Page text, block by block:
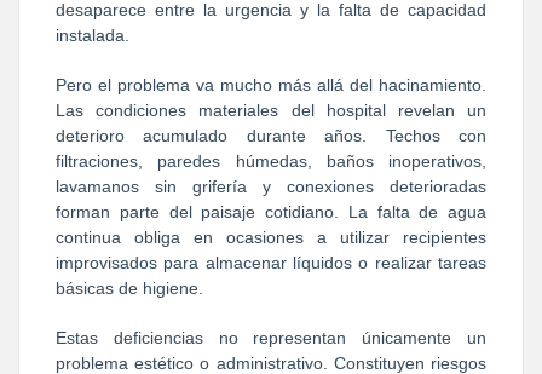
desaparece entre la urgencia y la falta de capacidad
instalada.
Pero el problema va mucho más allá del hacinamiento.
Las condiciones materiales del hospital revelan un
deterioro acumulado durante años. Techos con
filtraciones, paredes húmedas, baños inoperativos,
lavamanos sin grifería y conexiones deterioradas
forman parte del paisaje cotidiano. La falta de agua
continua obliga en ocasiones a utilizar recipientes
improvisados para almacenar líquidos o realizar tareas
básicas de higiene.
Estas deficiencias no representan únicamente un
problema estético o administrativo. Constituyen riesgos